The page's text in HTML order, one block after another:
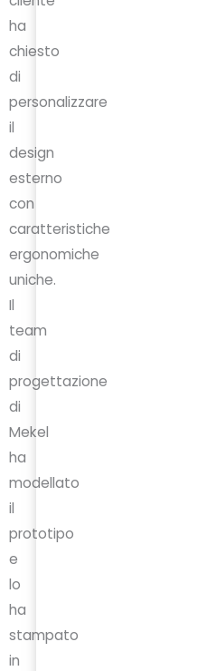
ha
chiesto
di
personalizzare
il
design
esterno
con
caratteristiche
ergonomiche
uniche.
Il
team
di
progettazione
di
Mekel
ha
modellato
il
prototipo
e
lo
ha
stampato
in